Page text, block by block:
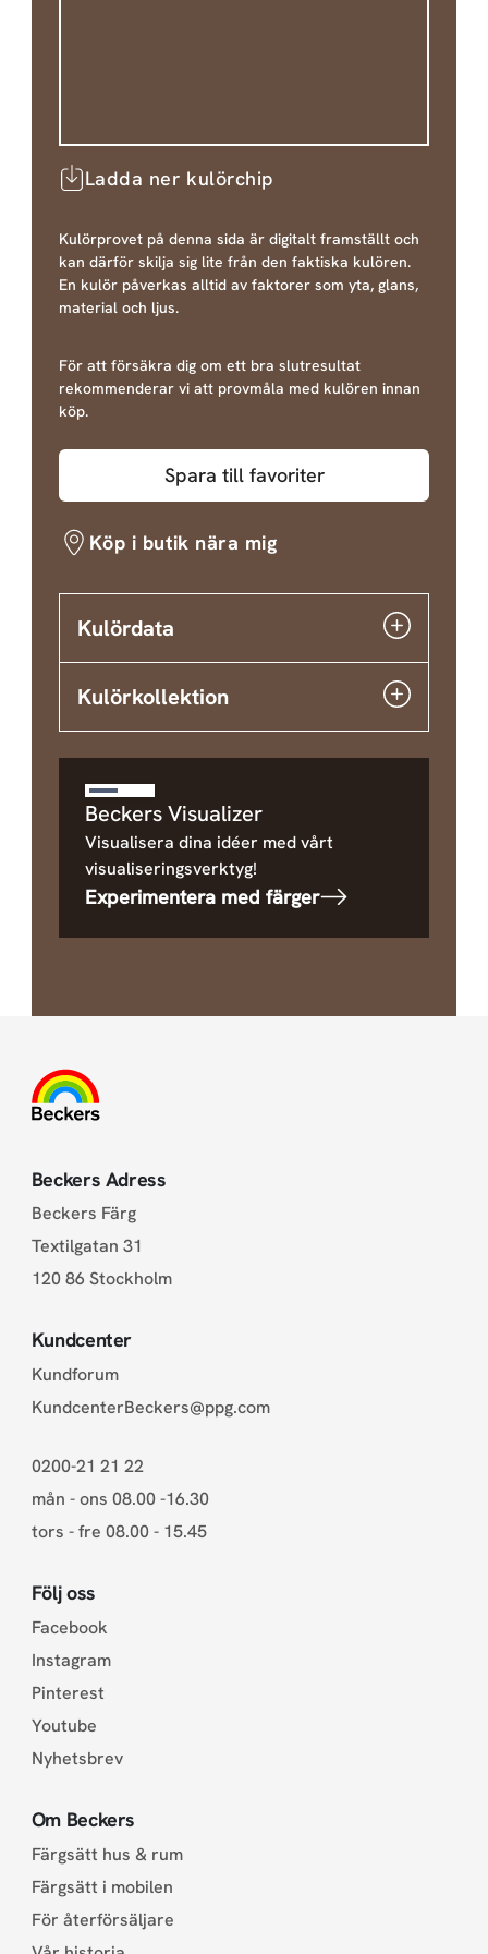
Ladda ner kulörchip
Kulörprovet på denna sida är digitalt framställt och
kan därför skilja sig lite från den faktiska kulören.
En kulör påverkas alltid av faktorer som yta, glans,
material och ljus.
För att försäkra dig om ett bra slutresultat
rekommenderar vi att provmåla med kulören innan
köp.
Spara till favoriter
Köp i butik nära mig
Kulördata
Kulörkollektion
Beckers Visualizer
Visualisera dina idéer med vårt
visualiseringsverktyg!
Experimentera med färger
Beckers Adress
Beckers Färg
Textilgatan 31
120 86 Stockholm
Kundcenter
Kundforum
KundcenterBeckers@ppg.com
0200-21 21 22
mån - ons 08.00 -16.30
tors - fre 08.00 - 15.45
Följ oss
Facebook
Instagram
Pinterest
Youtube
Nyhetsbrev
Om Beckers
Färgsätt hus & rum
Färgsätt i mobilen
För återförsäljare